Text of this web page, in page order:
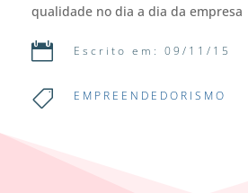
qualidade no dia a dia da empresa
 Escrito em: 09/11/15
 EMPREENDEDORISMO